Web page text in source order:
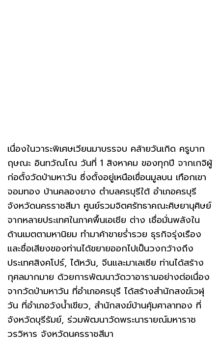
เนื่องในวาระพิเศษเวียนมาบรรจบ คล้ายวันเกิด ครูบาก
ฤษณะ อินทวัณโณ วันที่ 1 สิงหาคม ของทุกปี จากเกจิผู้
ก่อตั้งวัดป่ามหาวัน ซึ่งตั้งอยู่เหนือเขื่อนมูลบน เทือกเขา
จอมทอง บ้านคลองยาง ตำบลครบุรีใต้ อำเภอครบุรี
จังหวัดนครราชสีมา ศูนย์รวมจิตศรัทธาคณะศิษยานุศิษย์
จากหลายประเทศในภาคพื้นเอเชีย ต่าง เชื่อมั่นพลังใน
ด้านเมตตามหานิยม ทำมาค้าขายร่ำรวย ธุรกิจรุ่งเรือง
และชื่อเสียงของท่านได้ขยายออกไปเป็นวงกว้างถึง
ประเทศสิงคโปร์, ไต้หวัน, จีนและมาเลเซีย ท่านได้สร้าง
กุศลมากมาย ด้วยการพัฒนาวัดวาอารามอย่างต่อเนื่อง
จากวัดป่ามหาวัน ที่อำเภอครบุรี ได้สร้างสำนักสงฆ์เวฬุ
วัน ที่อำเภอวังน้ำเขียว, สำนักสงฆ์บ้านคุ้มศาลาทอง ที่
จังหวัดบุรีรัมย์, ร่วมพัฒนาวัดพระนารายณ์มหาราช
วรวิหาร จังหวัดนครราชสีมา